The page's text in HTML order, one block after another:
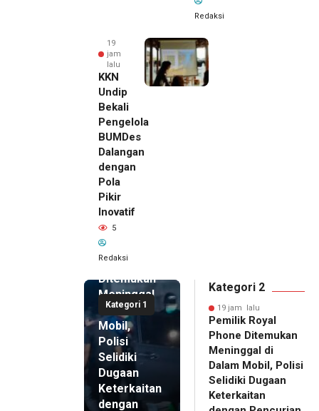
Redaksi
19
jam
lalu
KKN
Undip
Bekali
Pengelola
BUMDes
Dalangan
dengan
Pola
Pikir
Inovatif
5
Redaksi
Kategori 1
Pemilik
Royal
Phone
Ditemukan
Meninggal
di Dalam
Mobil,
Polisi
Selidiki
Dugaan
Keterkaitan
dengan
Kategori 2
19 jam lalu
Pemilik Royal
Phone Ditemukan
Meninggal di
Dalam Mobil, Polisi
Selidiki Dugaan
Keterkaitan